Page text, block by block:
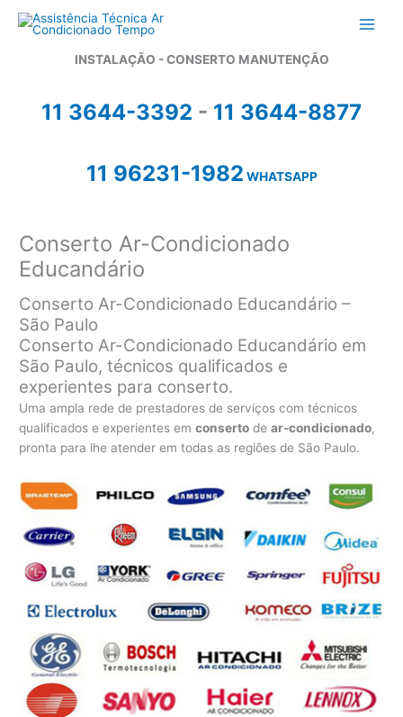
para
INSTALAÇÃO - CONSERTO MANUTENÇÃO
11 3644-3392 - 11 3644-8877
11 96231-1982 WHATSAPP
Conserto Ar-Condicionado
Educandário
Conserto Ar-Condicionado Educandário –
São Paulo
Conserto Ar-Condicionado Educandário em
São Paulo, técnicos qualificados e
experientes para conserto.
Uma ampla rede de prestadores de serviços com técnicos
qualificados e experientes emconserto dear-condicionado,
pronta para lhe atender em todas as regiões de São Paulo.